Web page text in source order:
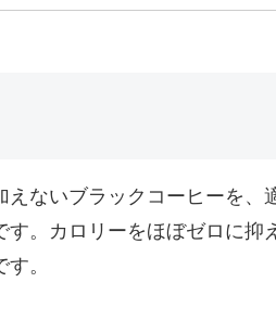
ないブラックコーヒーを、
。カロリーをほぼゼロに抑
。